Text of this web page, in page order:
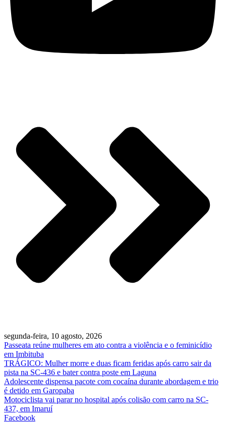
segunda-feira, 10 agosto, 2026
Passeata reúne mulheres em ato contra a violência e o feminicídio
em Imbituba
TRÁGICO: Mulher morre e duas ficam feridas após carro sair da
pista na SC-436 e bater contra poste em Laguna
Adolescente dispensa pacote com cocaína durante abordagem e trio
é detido em Garopaba
Motociclista vai parar no hospital após colisão com carro na SC-
437, em Imaruí
Facebook